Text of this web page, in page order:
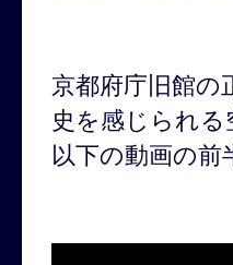
京都府庁旧館の
史を感じられ
以下の動画の